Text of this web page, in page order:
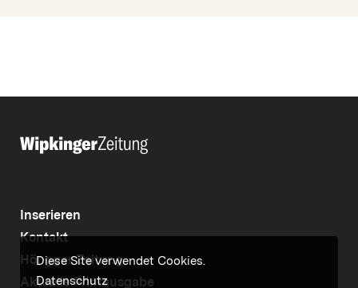
Inserieren
Kontakt
Höngger Zeitung
Aktuelle Printausgabe
Diese Site verwendet Cookies.
Datenschutz